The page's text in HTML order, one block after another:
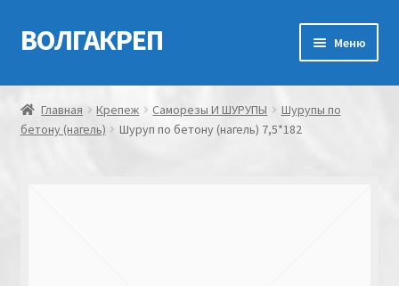
Перейти
к
Перейти
к
ВОЛГАКРЕП Меню
Главная
Контакты
Главная Крепеж Саморезы И ШУРУПЫ
Шурупы по
бетону (нагель)
Шуруп по бетону (нагель) 7,5*182